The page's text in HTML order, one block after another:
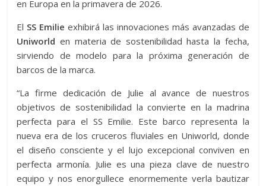
en Europa en la primavera de 2026.
El SS Emilie exhibirá las innovaciones más avanzadas de
Uniworld en materia de sostenibilidad hasta la fecha,
sirviendo de modelo para la próxima generación de
barcos de la marca.
“La firme dedicación de Julie al avance de nuestros
objetivos de sostenibilidad la convierte en la madrina
perfecta para el SS Emilie. Este barco representa la
nueva era de los cruceros fluviales en Uniworld, donde
el diseño consciente y el lujo excepcional conviven en
perfecta armonía. Julie es una pieza clave de nuestro
equipo y nos enorgullece enormemente verla bautizar